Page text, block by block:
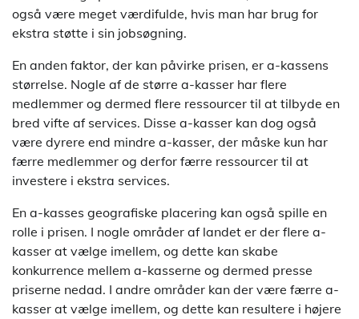
også være meget værdifulde, hvis man har brug for
ekstra støtte i sin jobsøgning.
En anden faktor, der kan påvirke prisen, er a-kassens
størrelse. Nogle af de større a-kasser har flere
medlemmer og dermed flere ressourcer til at tilbyde en
bred vifte af services. Disse a-kasser kan dog også
være dyrere end mindre a-kasser, der måske kun har
færre medlemmer og derfor færre ressourcer til at
investere i ekstra services.
En a-kasses geografiske placering kan også spille en
rolle i prisen. I nogle områder af landet er der flere a-
kasser at vælge imellem, og dette kan skabe
konkurrence mellem a-kasserne og dermed presse
priserne nedad. I andre områder kan der være færre a-
kasser at vælge imellem, og dette kan resultere i højere